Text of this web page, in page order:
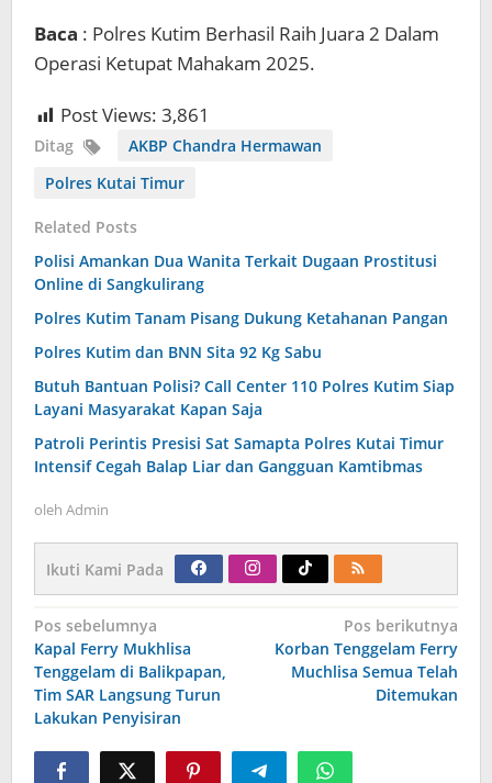
Baca : Polres Kutim Berhasil Raih Juara 2 Dalam
Operasi Ketupat Mahakam 2025.
Post Views: 3,861
Ditag
AKBP Chandra Hermawan
Polres Kutai Timur
Related Posts
Polisi Amankan Dua Wanita Terkait Dugaan Prostitusi
Online di Sangkulirang
Polres Kutim Tanam Pisang Dukung Ketahanan Pangan
Polres Kutim dan BNN Sita 92 Kg Sabu
Butuh Bantuan Polisi? Call Center 110 Polres Kutim Siap
Layani Masyarakat Kapan Saja
Patroli Perintis Presisi Sat Samapta Polres Kutai Timur
Intensif Cegah Balap Liar dan Gangguan Kamtibmas
oleh Admin
Ikuti Kami Pada
Navigasi
pos
Pos sebelumnya
Kapal Ferry Mukhlisa
Tenggelam di Balikpapan,
Tim SAR Langsung Turun
Lakukan Penyisiran
Pos berikutnya
Korban Tenggelam Ferry
Muchlisa Semua Telah
Ditemukan